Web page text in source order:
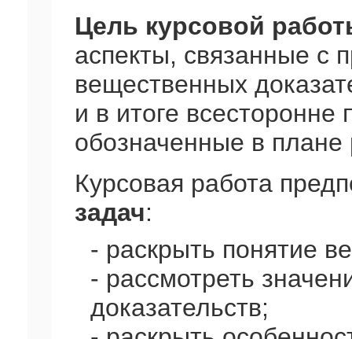
Цель курсовой
аспекты, связанные с
вещественных
и в итоге всесторонне
обозначенные в
Курсовая работа
задач:
- раскрыть понятие
- рассмотреть
доказательств;